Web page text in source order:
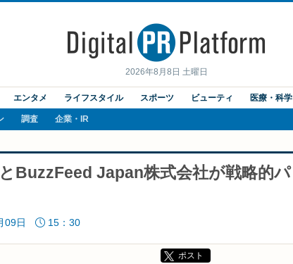
2026年8月8日 土曜日
エンタメ ライフスタイル スポーツ ビューティ 医療・科学
調査 企業・IR
BuzzFeed Japan株式会社が戦略的パ
09日 15：30
ポスト